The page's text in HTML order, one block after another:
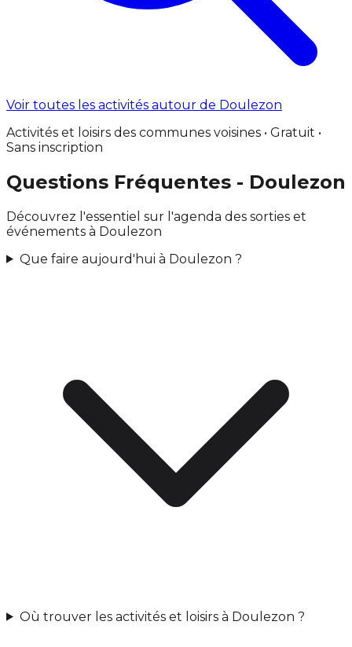
Voir toutes les activités autour de Doulezon
Activités et loisirs des communes voisines • Gratuit •
Sans inscription
Questions Fréquentes - Doulezon
Découvrez l'essentiel sur l'agenda des sorties et
événements à Doulezon
Que faire aujourd'hui à Doulezon ?
Où trouver les activités et loisirs à Doulezon ?